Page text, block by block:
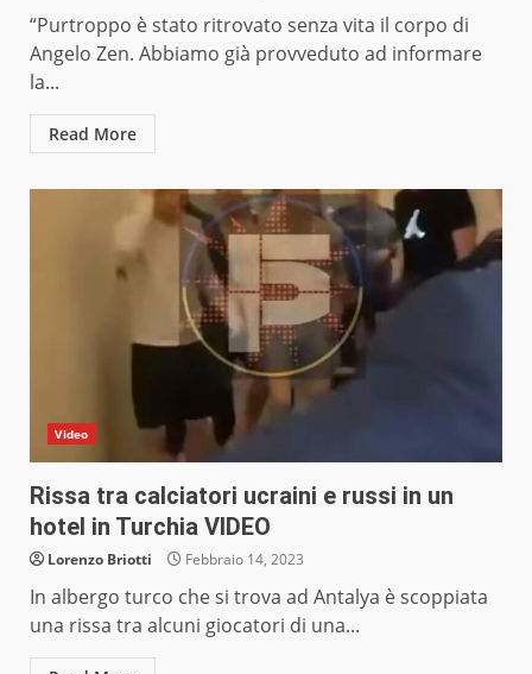
“Purtroppo è stato ritrovato senza vita il corpo di
Angelo Zen. Abbiamo già provveduto ad informare
la...
Read More
Video
Rissa tra calciatori ucraini e russi in un
hotel in Turchia VIDEO
Lorenzo Briotti Febbraio 14, 2023
In albergo turco che si trova ad Antalya è scoppiata
una rissa tra alcuni giocatori di una...